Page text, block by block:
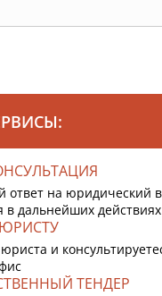
ответ на
в дальнейших действиях
и
ТЕНДЕР